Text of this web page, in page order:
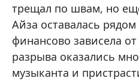
трещал по швам, но
Айза оставалась
финансово зависела
разрыва оказались
музыканта и